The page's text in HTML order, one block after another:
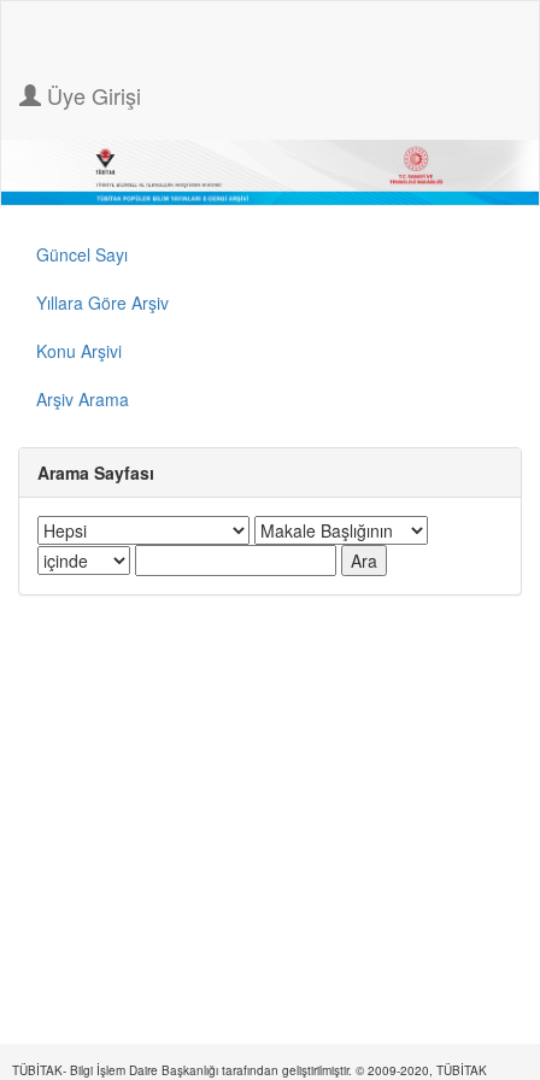
Üye Girişi
Güncel Sayı
Yıllara Göre Arşiv
Konu Arşivi
Arşiv Arama
Arama Sayfası
TÜBİTAK- Bilgi İşlem Daire Başkanlığı tarafından geliştirilmiştir. © 2009-2020, TÜBİTAK